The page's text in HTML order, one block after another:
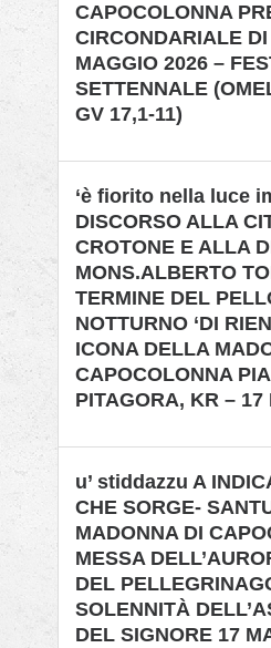
CAPOCOLONNA
CIRCONDARIALE
MAGGIO 2026 –
SETTENNALE
GV 17,1-11)
‘è fiorito nella luce
DISCORSO ALLA
CROTONE E ALLA
MONS.ALBERTO
TERMINE DEL
NOTTURNO ‘DI
ICONA DELLA
CAPOCOLONNA
PITAGORA, KR – 17
u’ stiddazzu A
CHE SORGE-
MADONNA DI
MESSA
DEL
SOLENNITÀ
DEL SIGNORE 17